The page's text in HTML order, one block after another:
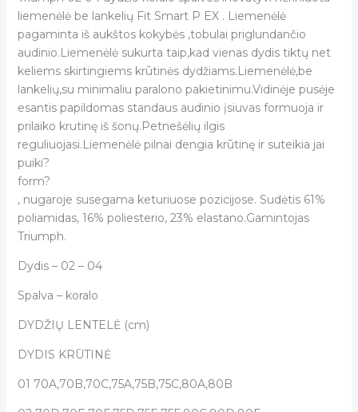
liemenėlė be lankelių Fit Smart P EX . Liemenėlė
pagaminta iš aukštos kokybės ,tobulai priglundančio
audinio.Liemenėlė sukurta taip,kad vienas dydis tiktų net
keliems skirtingiems krūtinės dydžiams.Liemenėlė,be
lankelių,su minimaliu paralono pakietinimu.Vidinėje pusėje
esantis papildomas standaus audinio įsiuvas formuoja ir
prilaiko krutinę iš šonų.Petnešėlių ilgis
reguliuojasi.Liemenėlė pilnai dengia krūtinę ir suteikia jai
puiki?
form?
, nugaroje susegama keturiuose pozicijose. Sudėtis 61%
poliamidas, 16% poliesterio, 23% elastano.Gamintojas
Triumph.
Dydis – 02 – 04
Spalva – koralo
DYDŽIŲ LENTELĖ (cm)
DYDIS KRŪTINĖ
01 70A,70B,70C,75A,75B,75C,80A,80B